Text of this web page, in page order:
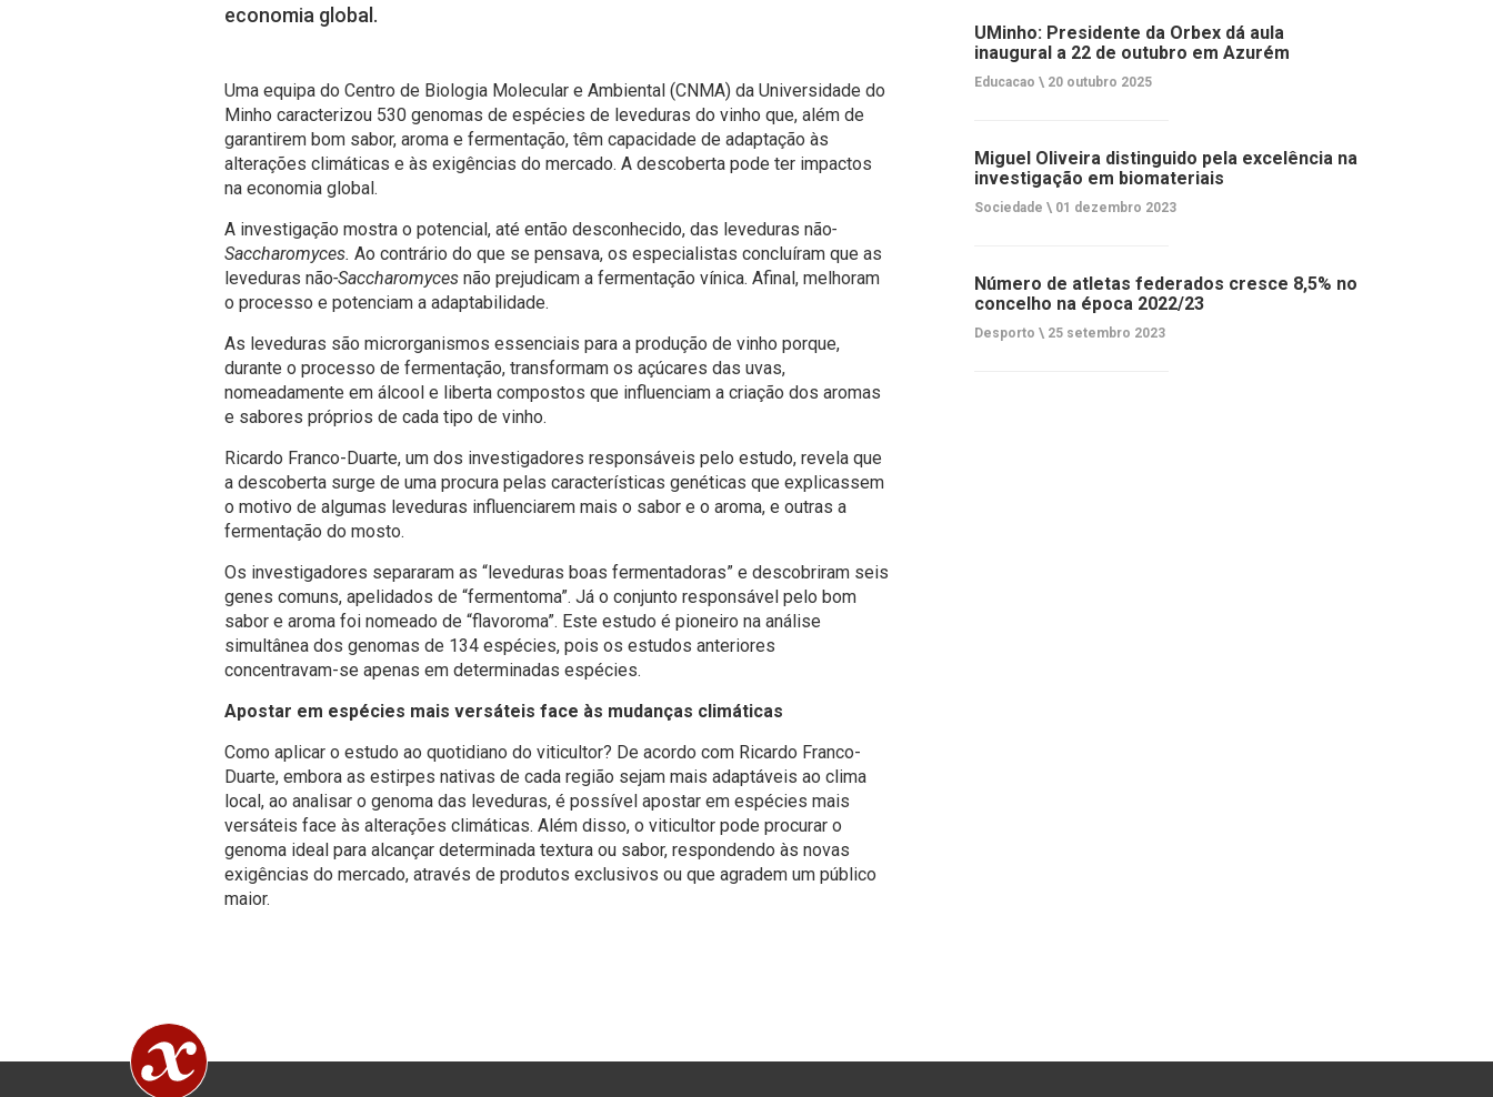
economia global.
Uma equipa do Centro de Biologia Molecular e Ambiental (CNMA) da Universidade do
Minho caracterizou 530 genomas de espécies de leveduras do vinho que, além de
garantirem bom sabor, aroma e fermentação, têm capacidade de adaptação às
alterações climáticas e às exigências do mercado. A descoberta pode ter impactos
na economia global.
A investigação mostra o potencial, até então desconhecido, das leveduras não-
Saccharomyces. Ao contrário do que se pensava, os especialistas concluíram que as
leveduras não-Saccharomyces não prejudicam a fermentação vínica. Afinal, melhoram
o processo e potenciam a adaptabilidade.
As leveduras são microrganismos essenciais para a produção de vinho porque,
durante o processo de fermentação, transformam os açúcares das uvas,
nomeadamente em álcool e liberta compostos que influenciam a criação dos aromas
e sabores próprios de cada tipo de vinho.
Ricardo Franco-Duarte, um dos investigadores responsáveis pelo estudo, revela que
a descoberta surge de uma procura pelas características genéticas que explicassem
o motivo de algumas leveduras influenciarem mais o sabor e o aroma, e outras a
fermentação do mosto.
Os investigadores separaram as “leveduras boas fermentadoras” e descobriram seis
genes comuns, apelidados de “fermentoma”. Já o conjunto responsável pelo bom
sabor e aroma foi nomeado de “flavoroma”. Este estudo é pioneiro na análise
simultânea dos genomas de 134 espécies, pois os estudos anteriores
concentravam-se apenas em determinadas espécies.
Apostar em espécies mais versáteis face às mudanças climáticas
Como aplicar o estudo ao quotidiano do viticultor? De acordo com Ricardo Franco-
Duarte, embora as estirpes nativas de cada região sejam mais adaptáveis ao clima
local, ao analisar o genoma das leveduras, é possível apostar em espécies mais
versáteis face às alterações climáticas. Além disso, o viticultor pode procurar o
genoma ideal para alcançar determinada textura ou sabor, respondendo às novas
exigências do mercado, através de produtos exclusivos ou que agradem um público
maior.
UMinho: Presidente da Orbex dá aula
inaugural a 22 de outubro em Azurém
Educacao \ 20 outubro 2025
Miguel Oliveira distinguido pela excelência na
investigação em biomateriais
Sociedade \ 01 dezembro 2023
Número de atletas federados cresce 8,5% no
concelho na época 2022/23
Desporto \ 25 setembro 2023